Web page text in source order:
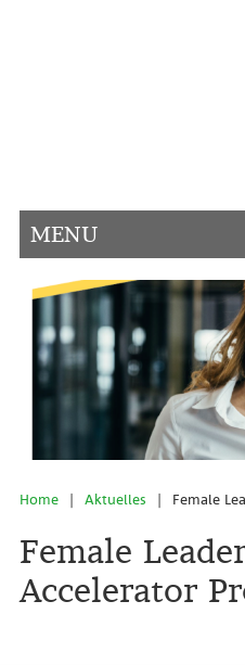
MENU
Home | Aktuelles | Female
Female
Accelerator